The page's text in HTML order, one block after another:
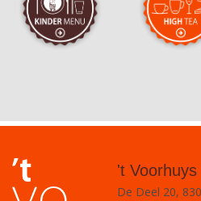
't Voorhuys
De Deel 20,